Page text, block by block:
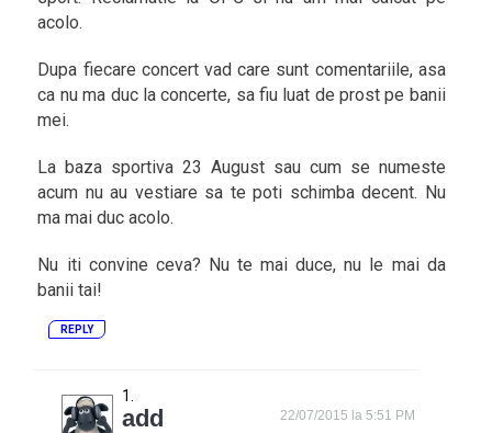
acolo.
Dupa fiecare concert vad care sunt comentariile, asa
ca nu ma duc la concerte, sa fiu luat de prost pe banii
mei.
La baza sportiva 23 August sau cum se numeste
acum nu au vestiare sa te poti schimba decent. Nu
ma mai duc acolo.
Nu iti convine ceva? Nu te mai duce, nu le mai da
banii tai!
REPLY
add 22/07/2015 la 5:51 PM